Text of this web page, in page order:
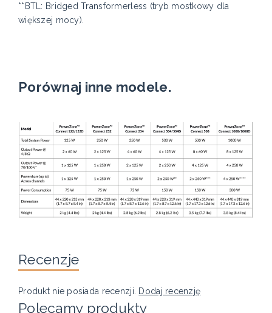
**BTL: Bridged Transformerless (tryb mostkowy dla
większej mocy).
Porównaj inne modele.
Recenzje
Produkt nie posiada recenzji. Dodaj recenzję
Polecamy produkty